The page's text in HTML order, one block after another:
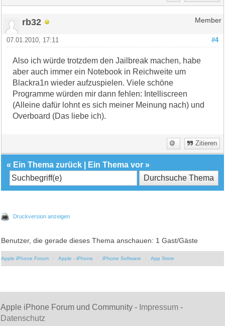
rb32 Member
#4
07.01.2010, 17:11
Also ich würde trotzdem den Jailbreak machen, habe
aber auch immer ein Notebook in Reichweite um
Blackra1n wieder aufzuspielen. Viele schöne
Programme würden mir dann fehlen: Intelliscreen
(Alleine dafür lohnt es sich meiner Meinung nach) und
Overboard (Das liebe ich).
Zitieren
« Ein Thema zurück Ein Thema vor »
Druckversion anzeigen
Benutzer, die gerade dieses Thema anschauen: 1 Gast/Gäste
Apple iPhone Forum Apple - iPhone iPhone Software App Store
Apple iPhone Forum und Community - Impressum -
Datenschutz